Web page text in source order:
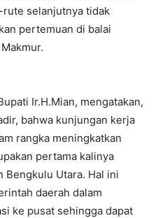
selanjutnya tidak
pertemuan di balai
Ir.H.Mian, mengatakan,
bahwa kunjungan kerja
rangka meningkatkan
pertama kalinya
Bengkulu Utara. Hal ini
daerah dalam
ke pusat sehingga dapat